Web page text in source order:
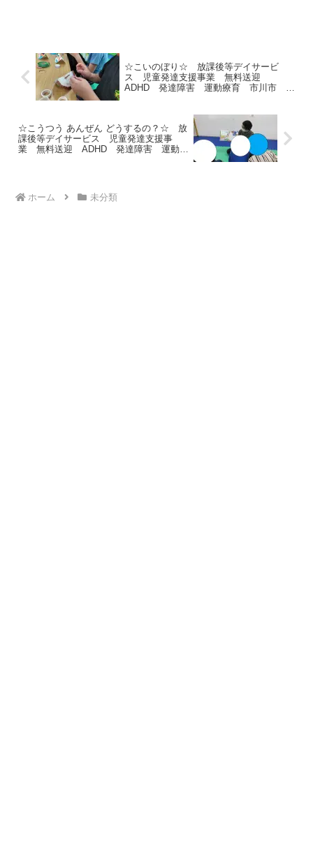
☆こいのぼり☆ 放課後等デイサービ
ス 児童発達支援事業 無料送迎
ADHD 発達障害 運動療育 市川市 船
☆こうつう あんぜん どうするの？☆ 放
課後等デイサービス 児童発達支援事
業 無料送迎 ADHD 発達障害 運動療
ホーム 未分類